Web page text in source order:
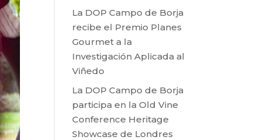
La DOP Campo de Borja
recibe el Premio Planes
Gourmet a la
Investigación Aplicada al
Viñedo
La DOP Campo de Borja
participa en la Old Vine
Conference Heritage
Showcase de Londres